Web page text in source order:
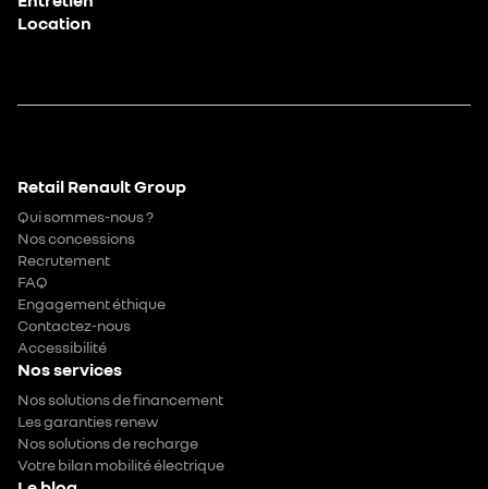
Location
Retail Renault Group
Qui sommes-nous ?
Nos concessions
Recrutement
FAQ
Engagement éthique
Contactez-nous
Accessibilité
Nos services
Nos solutions de financement
Les garanties renew
Nos solutions de recharge
Votre bilan mobilité électrique